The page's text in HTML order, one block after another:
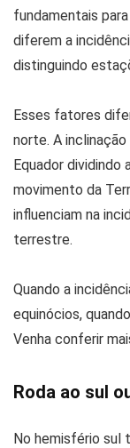
fundamentais
diferem a
distinguindo
Esses fatores
norte. A inclinação
Equador dividindo
movimento da
influenciam na
terrestre.
Quando a
equinócios,
Venha conferir
Roda ao sul
No hemisfério sul